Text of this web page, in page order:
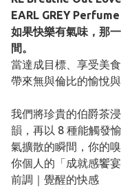
EARL GREY
如果快樂有氣味，那
間。
當達成目標、享受美
帶來無與倫比的愉悅與
我們將珍貴的伯爵茶
韻，再以 8 種能觸發
氣擴散的瞬間，你的
你個人的「成就感饗宴
前調｜覺醒的快感